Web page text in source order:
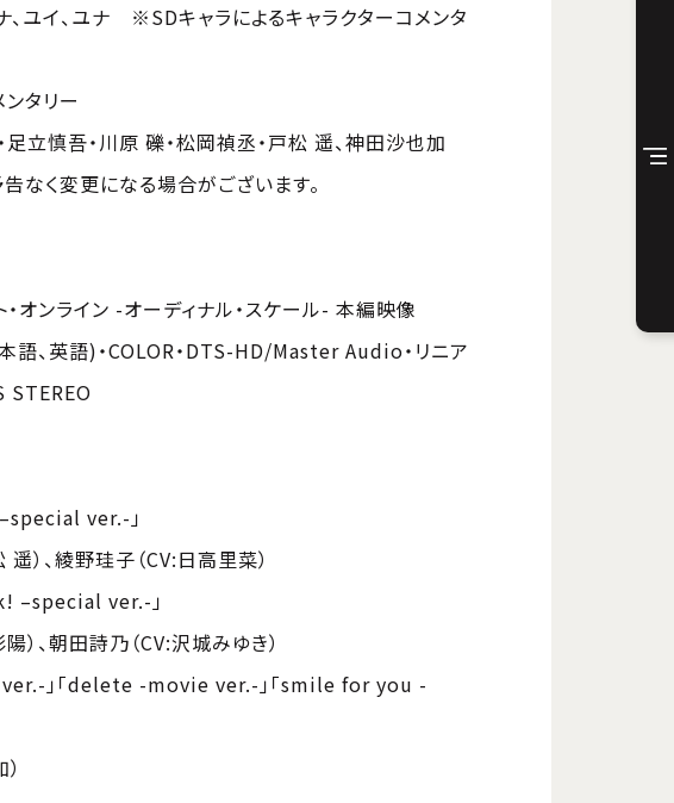
、ユイ、ユナ ※SDキャラによるキャラクターコメンタ
タリー
立慎吾・川原 礫・松岡禎丞・戸松 遥、神田沙也加
く変更になる場合がございます。
・オンライン -オーディナル・スケール- 本編映像
、英語)・COLOR・DTS-HD/Master Audio・リニア
STEREO
ver.-」
）、綾野珪子（CV:日高里菜）
–special ver.-」
）、朝田詩乃（CV:沢城みゆき）
」「delete -movie ver.-」「smile for you -